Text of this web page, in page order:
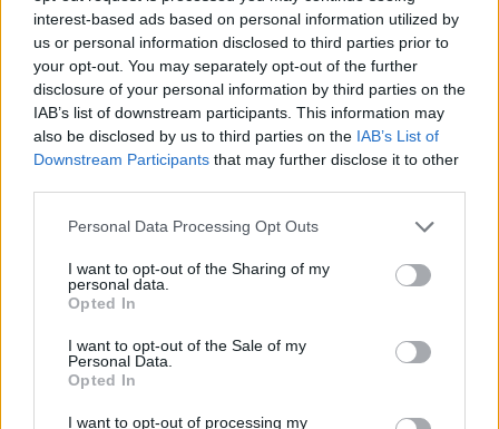
interest-based ads based on personal information utilized by
us or personal information disclosed to third parties prior to
your opt-out. You may separately opt-out of the further
disclosure of your personal information by third parties on the
IAB’s list of downstream participants. This information may
also be disclosed by us to third parties on the IAB’s List of
Downstream Participants that may further disclose it to other
Please note that this website/app uses one or more Google
not limited to your visit or usage behaviour. You may click to
grant or deny consent to Google and its third-party tags to
use your data for below specified purposes in below Google
consent section.
Personal Data Processing Opt Outs
I want to opt-out of the Sharing of my
personal data.
Opted In
I want to opt-out of the Sale of my
Personal Data.
Opted In
I want to opt-out of processing my
GAMING NEWS
William, Kate e i principini in Scozia per i giochi del
Commonwealth: tutti i dettagli
Francesca Lombardi · 2 Ago 2026